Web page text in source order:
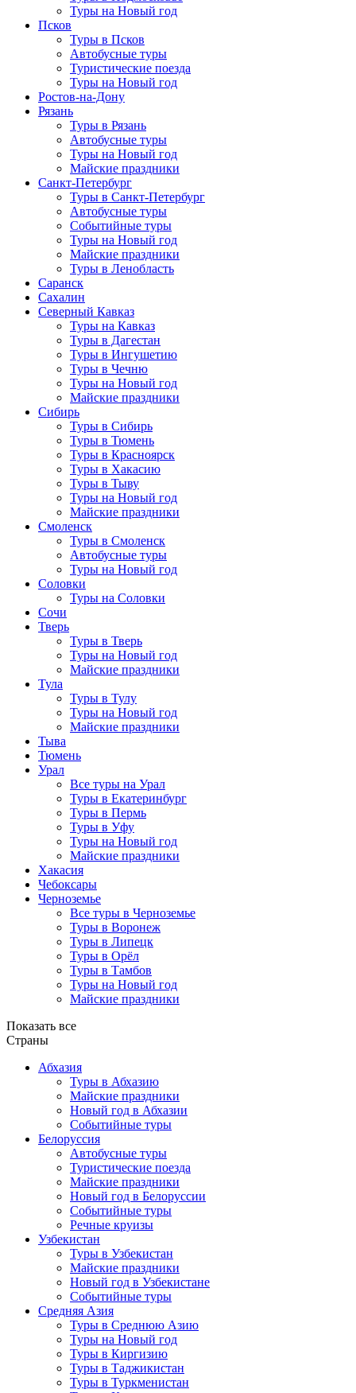
Туры на Новый год
Псков
Туры в Псков
Автобусные туры
Туристические поезда
Туры на Новый год
Ростов-на-Дону
Рязань
Туры в Рязань
Автобусные туры
Туры на Новый год
Майские праздники
Санкт-Петербург
Туры в Санкт-Петербург
Автобусные туры
Событийные туры
Туры на Новый год
Майские праздники
Туры в Ленобласть
Саранск
Сахалин
Северный Кавказ
Туры на Кавказ
Туры в Дагестан
Туры в Ингушетию
Туры в Чечню
Туры на Новый год
Майские праздники
Сибирь
Туры в Сибирь
Туры в Тюмень
Туры в Красноярск
Туры в Хакасию
Туры в Тыву
Туры на Новый год
Майские праздники
Смоленск
Туры в Смоленск
Автобусные туры
Туры на Новый год
Соловки
Туры на Соловки
Сочи
Тверь
Туры в Тверь
Туры на Новый год
Майские праздники
Тула
Туры в Тулу
Туры на Новый год
Майские праздники
Тыва
Тюмень
Урал
Все туры на Урал
Туры в Екатеринбург
Туры в Пермь
Туры в Уфу
Туры на Новый год
Майские праздники
Хакасия
Чебоксары
Черноземье
Все туры в Черноземье
Туры в Воронеж
Туры в Липецк
Туры в Орёл
Туры в Тамбов
Туры на Новый год
Майские праздники
Показать все
Страны
Абхазия
Туры в Абхазию
Майские праздники
Новый год в Абхазии
Событийные туры
Белоруссия
Автобусные туры
Туристические поезда
Майские праздники
Новый год в Белоруссии
Событийные туры
Речные круизы
Узбекистан
Туры в Узбекистан
Майские праздники
Новый год в Узбекистане
Событийные туры
Средняя Азия
Туры в Среднюю Азию
Туры на Новый год
Туры в Киргизию
Туры в Таджикистан
Туры в Туркменистан